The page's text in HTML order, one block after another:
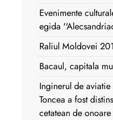
Evenimente
egida
Raliul Moldovei
Bacaul, capitala
Inginerul de
Toncea a fost
cetatean de